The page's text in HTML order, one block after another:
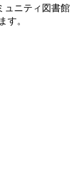
ュニティ図書館
。